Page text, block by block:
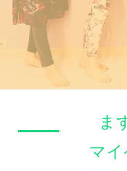
ま
マ